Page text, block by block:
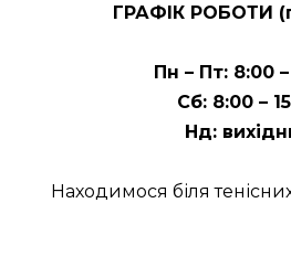
ГРАФІК РОБОТИ
Пн – Пт: 8:00
Сб: 8:00 –
Нд:
Находимося біля